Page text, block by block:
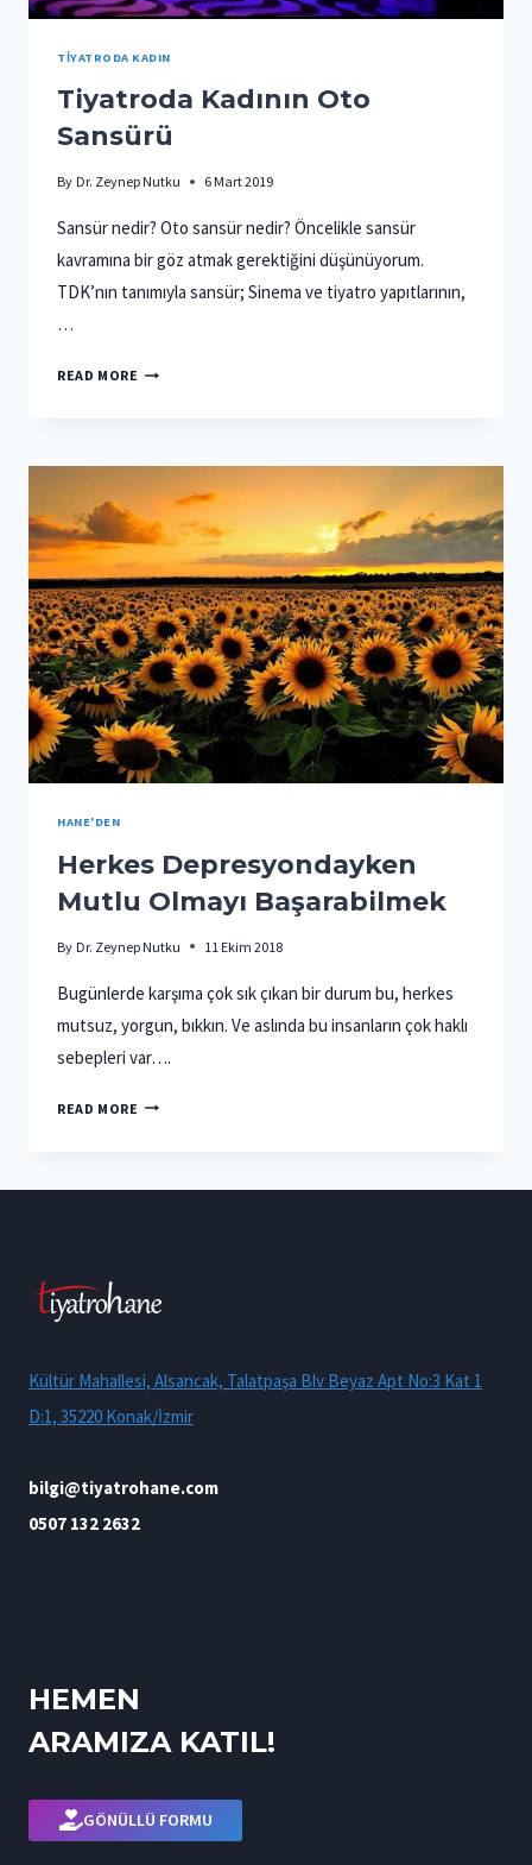
TIYATRODA KADIN
Tiyatroda Kadının Oto
Sansürü
By Dr. Zeynep Nutku 6 Mart 2019
Sansür nedir? Oto sansür nedir? Öncelikle sansür
kavramına bir göz atmak gerektiğini düşünüyorum.
TDK’nın tanımıyla sansür; Sinema ve tiyatro yapıtlarının,
…
READ MORE TIYATRODA
HANE'DEN
Herkes Depresyondayken
Mutlu Olmayı Başarabilmek
By Dr. Zeynep Nutku 11 Ekim 2018
Bugünlerde karşıma çok sık çıkan bir durum bu, herkes
mutsuz, yorgun, bıkkın. Ve aslında bu insanların çok haklı
sebepleri var….
READ MORE HERKES
Kültür Mahallesi, Alsancak, Talatpaşa Blv Beyaz Apt No:3 Kat 1
D:1, 35220 Konak/İzmir
bilgi@tiyatrohane.com
0507 132 2632
HEMEN
ARAMIZA KATIL!
GÖNÜLLÜ FORMU